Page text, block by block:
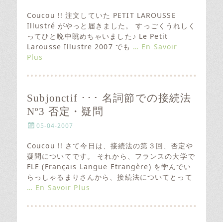
s
t
e
d
o
n
Coucou !! 注文していた PETIT LAROUSSE
Illustré がやっと届きました。 すっごくうれしく
ってひと晩中眺めちゃいました♪ Le Petit
Larousse Illustre 2007 でも … En Savoir
Plus
Subjonctif ･･･ 名詞節での接続法
Nº3 否定・疑問
P
s
t
e
d
o
n
05-04-2007
Coucou !! さて今日は、接続法の第３回、否定や
疑問についてです。 それから、フランスの大学で
FLE (Français Langue Etrangère) を学んでい
らっしゃるまりさんから、接続法についてとって
… En Savoir Plus